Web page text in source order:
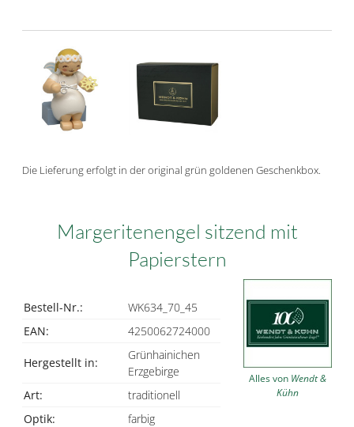
Die Lieferung erfolgt in der original grün goldenen Geschenkbox.
Margeritenengel sitzend mit
Papierstern
Bestell-Nr.:
WK634_70_45
EAN:
4250062724000
Hergestellt in:
Grünhainichen
Erzgebirge
Art:
traditionell
Optik:
farbig
Alles von Wendt &
Kühn